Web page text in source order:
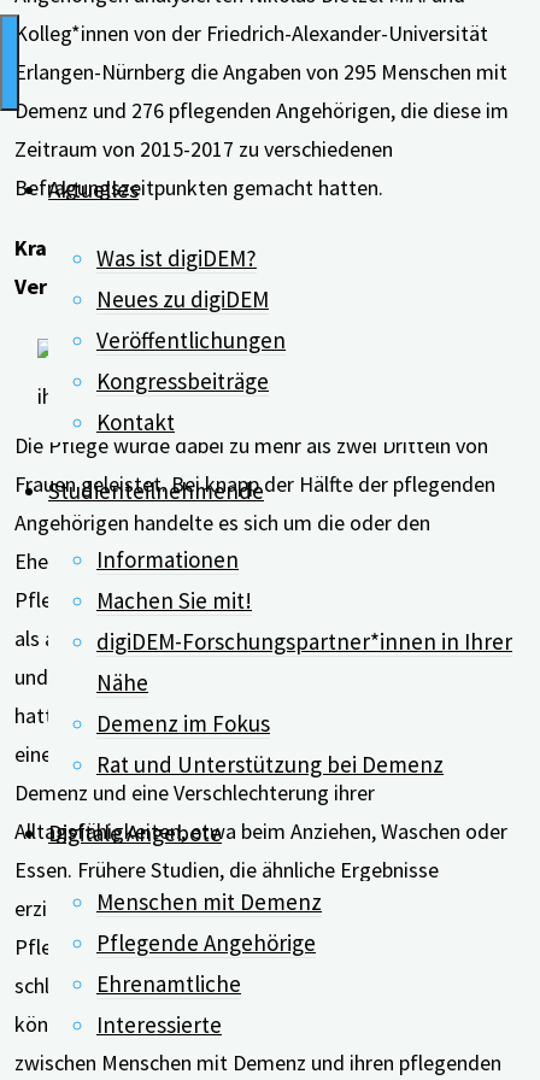
Aktuelles
Was ist digiDEM?
Neues zu digiDEM
Veröffentlichungen
Kongressbeiträge
Kontakt
Studienteilnehmende
Informationen
Machen Sie mit!
digiDEM-Forschungspartner*innen in Ihrer
Nähe
Demenz im Fokus
Rat und Unterstützung bei Demenz
Digitale Angebote
Menschen mit Demenz
Pflegende Angehörige
Ehrenamtliche
Interessierte
Kolleg*innen von der Friedrich-Alexander-Universität
Erlangen-Nürnberg die Angaben von 295 Menschen mit
Demenz und 276 pflegenden Angehörigen, die diese im
Zeitraum von 2015-2017 zu verschiedenen
Befragungszeitpunkten gemacht hatten.
Krankheitsbezogene Faktoren wie
Verhaltensänderung haben wesentlichen Einfluss
Die Pflege wurde dabei zu mehr als zwei Dritteln von
Frauen geleistet. Bei knapp der Hälfte der pflegenden
Angehörigen handelte es sich um die oder den
Ehepartner*in des Menschen mit Demenz. Die
Pflegebelastung hing sowohl von krankheitsbezogenen
als auch soziodemografischen Faktoren der Betroffenen
und ihrer Angehörigen ab. Den wesentlichen Einfluss
hatten dabei die krankheitsbezogenen Punkte – also
eine Veränderung des Verhaltens der Menschen mit
Demenz und eine Verschlechterung ihrer
Alltagsfähigkeiten, etwa beim Anziehen, Waschen oder
Essen. Frühere Studien, die ähnliche Ergebnisse
erzielten, bieten verschiedene Erklärungen für die hohe
Pflegebelastung, die Verhaltensveränderungen und
schlechtere Alltagsfähigkeiten mit sich bringen: Sie
können sich negativ auf die emotionale Bindung
zwischen Menschen mit Demenz und ihren pflegenden